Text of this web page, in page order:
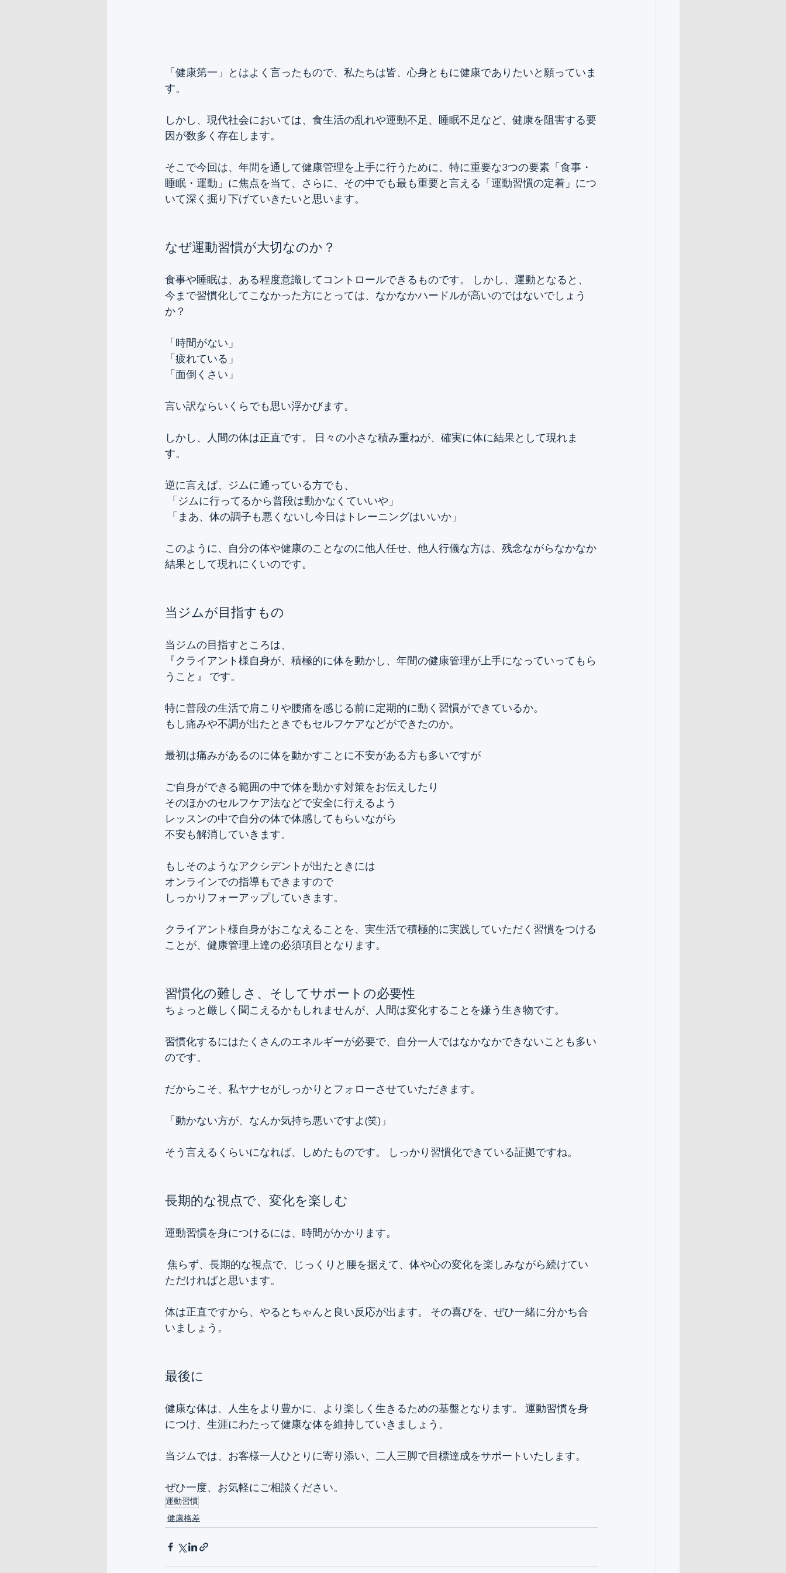
「健康第一」とはよく言ったもので、私たちは皆、心身ともに健康でありたいと願っていま
す。
しかし、現代社会においては、食生活の乱れや運動不足、睡眠不足など、健康を阻害する要
因が数多く存在します。
そこで今回は、年間を通して健康管理を上手に行うために、特に重要な3つの要素「食事・
睡眠・運動」に焦点を当て、さらに、その中でも最も重要と言える「運動習慣の定着」につ
いて深く掘り下げていきたいと思います。
なぜ運動習慣が大切なのか？
食事や睡眠は、ある程度意識してコントロールできるものです。 しかし、運動となると、
今まで習慣化してこなかった方にとっては、なかなかハードルが高いのではないでしょう
か？
「時間がない」
「疲れている」
「面倒くさい」
言い訳ならいくらでも思い浮かびます。
しかし、人間の体は正直です。 日々の小さな積み重ねが、確実に体に結果として現れま
す。
逆に言えば、ジムに通っている方でも、
「ジムに行ってるから普段は動かなくていいや」
「まあ、体の調子も悪くないし今日はトレーニングはいいか」
このように、自分の体や健康のことなのに他人任せ、他人行儀な方は、残念ながらなかなか
結果として現れにくいのです。
当ジムが目指すもの
当ジムの目指すところは、
『クライアント様自身が、積極的に体を動かし、年間の健康管理が上手になっていってもら
うこと』 です。
特に普段の生活で肩こりや腰痛を感じる前に定期的に動く習慣ができているか。
もし痛みや不調が出たときでもセルフケアなどができたのか。
最初は痛みがあるのに体を動かすことに不安がある方も多いですが
ご自身ができる範囲の中で体を動かす対策をお伝えしたり
そのほかのセルフケア法などで安全に行えるよう
レッスンの中で自分の体で体感してもらいながら
不安も解消していきます。
もしそのようなアクシデントが出たときには
オンラインでの指導もできますので
しっかりフォーアップしていきます。
クライアント様自身がおこなえることを、実生活で積極的に実践していただく習慣をつける
ことが、健康管理上達の必須項目となります。
習慣化の難しさ、そしてサポートの必要性
ちょっと厳しく聞こえるかもしれませんが、人間は変化することを嫌う生き物です。
習慣化するにはたくさんのエネルギーが必要で、自分一人ではなかなかできないことも多い
のです。
だからこそ、私ヤナセがしっかりとフォローさせていただきます。
「動かない方が、なんか気持ち悪いですよ(笑)」
そう言えるくらいになれば、しめたものです。 しっかり習慣化できている証拠ですね。
長期的な視点で、変化を楽しむ
運動習慣を身につけるには、時間がかかります。
ただければと思います。
体は正直ですから、やるとちゃんと良い反応が出ます。 その喜びを、ぜひ一緒に分かち合
いましょう。
最後に
健康な体は、人生をより豊かに、より楽しく生きるための基盤となります。 運動習慣を身
につけ、生涯にわたって健康な体を維持していきましょう。
当ジムでは、お客様一人ひとりに寄り添い、二人三脚で目標達成をサポートいたします。
ぜひ一度、お気軽にご相談ください。
運動習慣
健康格差